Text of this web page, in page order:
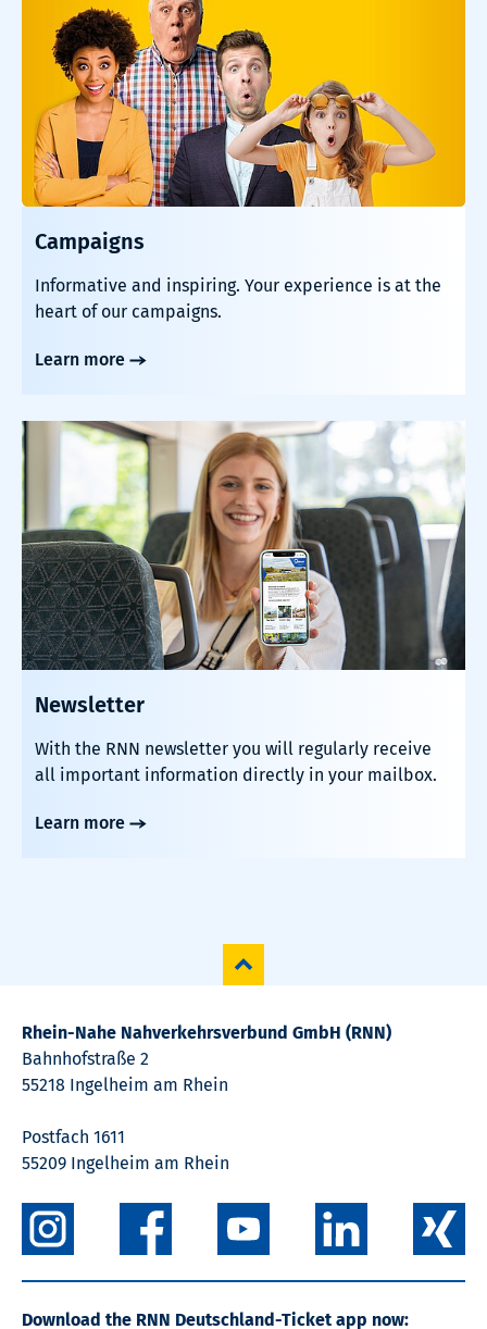
Campaigns
Informative and inspiring. Your experience is at the
heart of our campaigns.
Learn more
Newsletter
With the RNN newsletter you will regularly receive
all important information directly in your mailbox.
Learn more
Rhein-Nahe Nahverkehrsverbund GmbH (RNN)
Bahnhofstraße 2
55218 Ingelheim am Rhein
Postfach 1611
55209 Ingelheim am Rhein
Download the RNN Deutschland-Ticket app now: